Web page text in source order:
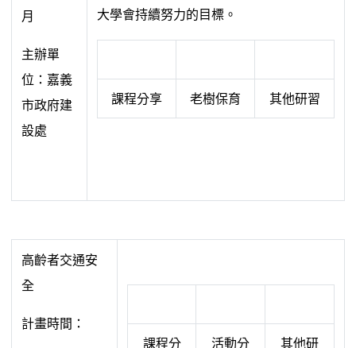
月
主辦單
位：嘉義
市政府建
設處
大學會持續努力的目標。
課程分享 老樹保育 其他研習
高齡者交通安
全
計畫時間：
課程分
活動分 其他研